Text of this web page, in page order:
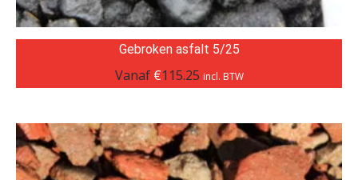
Gebroken asfalt 5/25
Vanaf €115.25 incl. BTW